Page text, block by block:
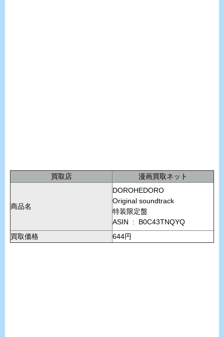
買取店 漫画買取ネット
商品名
DOROHEDORO
Original soundtrack
特装限定盤
ASIN ‏ : ‎ B0C43TNQYQ
買取価格
644円